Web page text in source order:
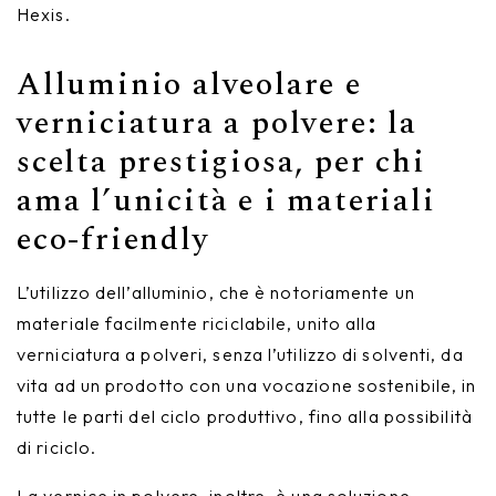
Hexis.
Alluminio alveolare e
verniciatura a polvere: la
scelta prestigiosa, per chi
ama l’unicità e i materiali
eco-friendly
L’utilizzo dell’alluminio, che è notoriamente un
materiale facilmente riciclabile, unito alla
verniciatura a polveri, senza l’utilizzo di solventi, da
vita ad un prodotto con una vocazione sostenibile, in
tutte le parti del ciclo produttivo, fino alla possibilità
di riciclo.